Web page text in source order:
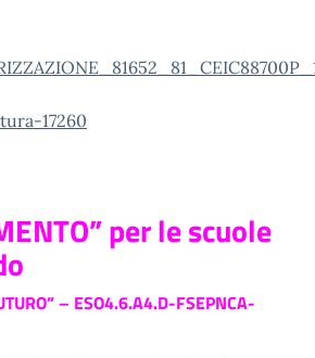
17260
per le scuole
– ESO4.6.A4.D-FSEPNCA-